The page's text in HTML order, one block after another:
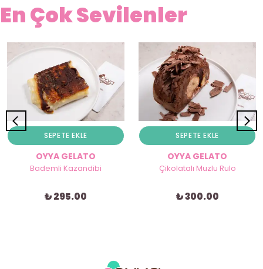
En Çok Sevilenler
SEPETE EKLE
OYYA GELATO
Bademli Kazandibi
₺ 295.00
SEPETE EKLE
OYYA GELATO
Çikolatalı Muzlu Rulo
₺ 300.00